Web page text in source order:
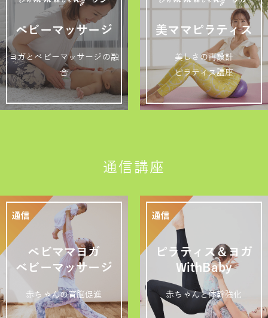
ベビーマッサージ
ヨガとベビーマッサージの融
合
美ママピラティス
美しさの再設計
ピラティス講座
通信講座
ベビママヨガ
ベビーマッサージ
赤ちゃんの育脳促進
ピラティス＆ヨガ
WithBaby
赤ちゃんと体幹強化